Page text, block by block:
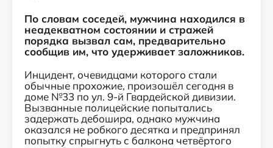
По словам соседей, мужчина находился в
неадекватном состоянии и стражей
порядка вызвал сам, предварительно
сообщив им, что удерживает заложников.
Инцидент, очевидцами которого стали
обычные прохожие, произошёл сегодня в
доме №33 по ул. 9-й Гвардейской дивизии.
Вызванные полицейские попытались
задержать дебошира, однако мужчина
оказался не робкого десятка и предпринял
попытку спрыгнуть с балкона четвёртого